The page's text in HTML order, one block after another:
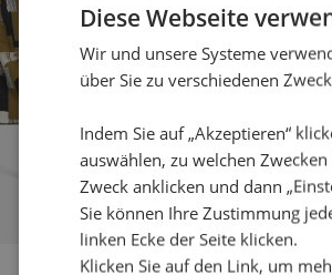
Diese Webseite
Wir und unsere Systeme
über Sie zu verschiedenen
Indem Sie auf „Akzeptieren“
auswählen, zu welchen
Zweck anklicken und dann
Sie können Ihre Zustimmung
linken Ecke der Seite klicken.
Klicken Sie auf den Link, um